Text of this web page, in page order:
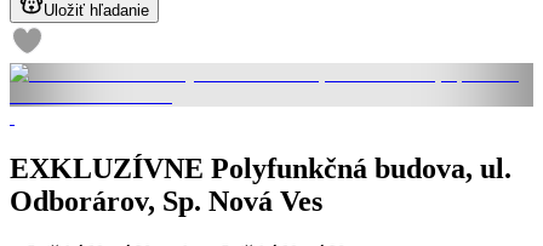
Uložiť hľadanie
EXKLUZÍVNE Polyfunkčná budova, ul.
Odborárov, Sp. Nová Ves